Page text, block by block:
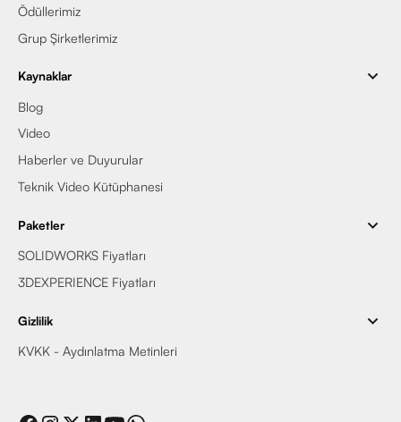
Ödüllerimiz
Grup Şirketlerimiz
Kaynaklar
Blog
Video
Haberler ve Duyurular
Teknik Video Kütüphanesi
Paketler
SOLIDWORKS Fiyatları
3DEXPERIENCE Fiyatları
Gizlilik
KVKK - Aydınlatma Metinleri